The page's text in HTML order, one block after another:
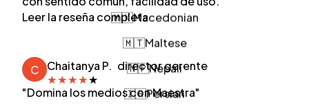
🇲🇰Macedonian
🇲🇹Maltese
🇳🇵Nepali
🇮🇷Persian
Leer la reseña completa
C Chaitanya P. director gerente
★★★★★
"Domina los medios con Maestra"